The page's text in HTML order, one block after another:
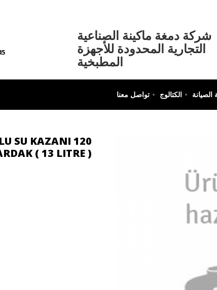
Damga
Makina
شركة دمغة ماكينة الصناعية
التجارية المحدودة للأجهزة
المطبخية
الكتالوج تواصل معنا
SU KAZANI 120
( 13 LITRE )